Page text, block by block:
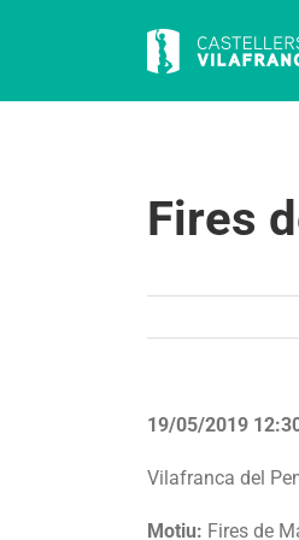
Fires
19/05/2019
Vilafranca del
Motiu: Fires de